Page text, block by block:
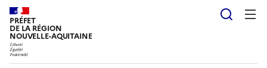
PRÉFET
DE LA RÉGION
NOUVELLE-AQUITAINE